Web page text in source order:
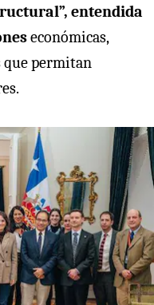
entendida
económicas,
que permitan